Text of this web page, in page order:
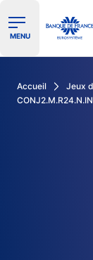
Ouvrir le
MENU
Accueil Jeux